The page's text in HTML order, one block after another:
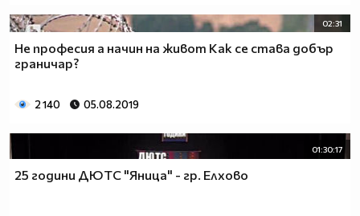
02:31
Не професия а начин на живот Как се става добър
граничар?
2 140 05.08.2019
01:30:17
25 години ДЮТС "Яница" - гр. Елхово